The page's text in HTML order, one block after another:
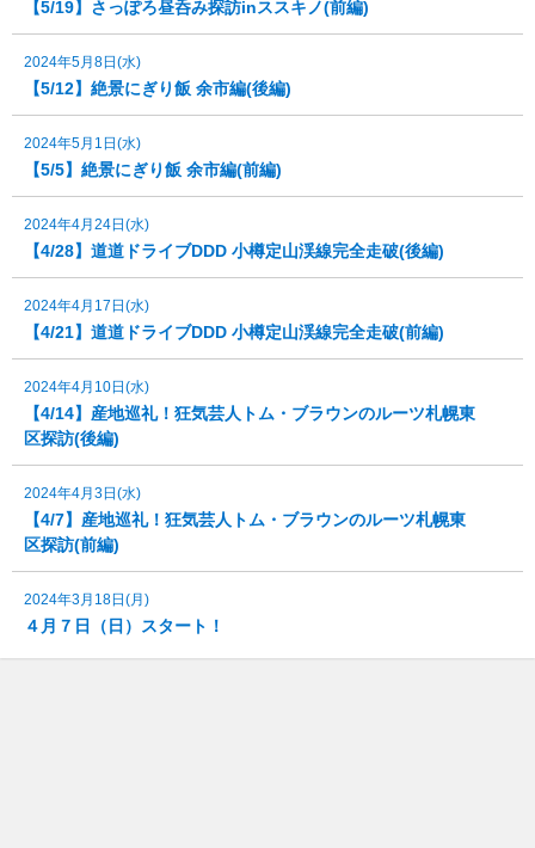
【5/19】さっぽろ昼呑み探訪inススキノ(前編)
2024年5月8日(水)
【5/12】絶景にぎり飯 余市編(後編)
2024年5月1日(水)
【5/5】絶景にぎり飯 余市編(前編)
2024年4月24日(水)
【4/28】道道ドライブDDD 小樽定山渓線完全走破(後編)
2024年4月17日(水)
【4/21】道道ドライブDDD 小樽定山渓線完全走破(前編)
2024年4月10日(水)
【4/14】産地巡礼！狂気芸人トム・ブラウンのルーツ札幌東
区探訪(後編)
2024年4月3日(水)
【4/7】産地巡礼！狂気芸人トム・ブラウンのルーツ札幌東
区探訪(前編)
2024年3月18日(月)
４月７日（日）スタート！